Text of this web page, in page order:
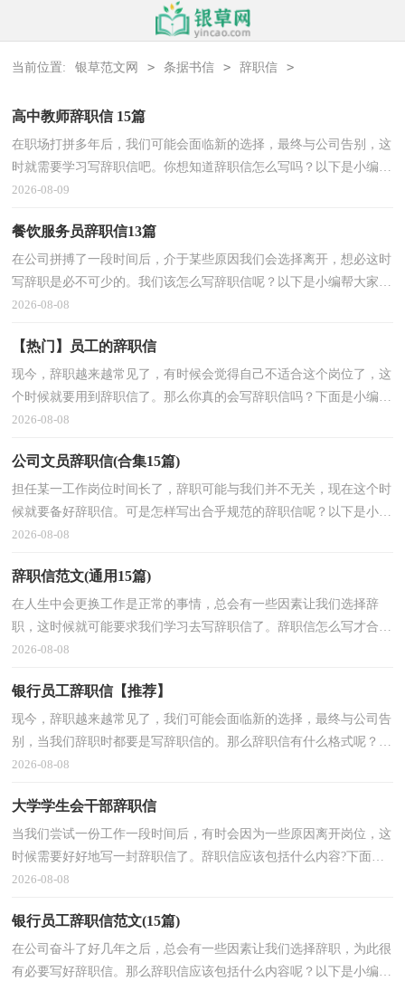
当前位置: 银草范文网 > 条据书信 > 辞职信 >
高中教师辞职信 15篇
在职场打拼多年后，我们可能会面临新的选择，最终与公司告别，这
时就需要学习写辞职信吧。你想知道辞职信怎么写吗？以下是小编收
集整理的高中教师辞职信 ，仅供参考，欢迎大家阅读。高中教师辞
2026-08-09
餐饮服务员辞职信13篇
在公司拼搏了一段时间后，介于某些原因我们会选择离开，想必这时
写辞职是必不可少的。我们该怎么写辞职信呢？以下是小编帮大家整
理的餐饮服务员辞职信，欢迎大家分享。餐饮服务员辞职信1您好!首
2026-08-08
【热门】员工的辞职信
现今，辞职越来越常见了，有时候会觉得自己不适合这个岗位了，这
个时候就要用到辞职信了。那么你真的会写辞职信吗？下面是小编收
集整理的员工的辞职信，供大家参考借鉴，希望可以帮助到有需要的
2026-08-08
公司文员辞职信(合集15篇)
担任某一工作岗位时间长了，辞职可能与我们并不无关，现在这个时
候就要备好辞职信。可是怎样写出合乎规范的辞职信呢？以下是小编
为大家整理的公司文员辞职信，仅供参考，希望能够帮助到大家。公
2026-08-08
辞职信范文(通用15篇)
在人生中会更换工作是正常的事情，总会有一些因素让我们选择辞
职，这时候就可能要求我们学习去写辞职信了。辞职信怎么写才合适
呢？以下是小编收集整理的辞职信范文，供大家参考借鉴，希望可以
2026-08-08
银行员工辞职信【推荐】
现今，辞职越来越常见了，我们可能会面临新的选择，最终与公司告
别，当我们辞职时都要是写辞职信的。那么辞职信有什么格式呢？下
面是小编帮大家整理的银行员工辞职信，供大家参考借鉴，希望可以
2026-08-08
大学学生会干部辞职信
当我们尝试一份工作一段时间后，有时会因为一些原因离开岗位，这
时候需要好好地写一封辞职信了。辞职信应该包括什么内容?下面是
小编为大家收集的大学学生会干部辞职信，欢迎阅读，希望大家能够
2026-08-08
银行员工辞职信范文(15篇)
在公司奋斗了好几年之后，总会有一些因素让我们选择辞职，为此很
有必要写好辞职信。那么辞职信应该包括什么内容呢？以下是小编精